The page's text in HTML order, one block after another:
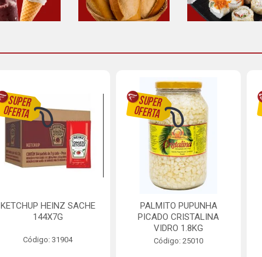
KETCHUP HEINZ SACHE
144X7G
Código: 31904
PALMITO PUPUNHA
PICADO CRISTALINA
VIDRO 1.8KG
Código: 25010